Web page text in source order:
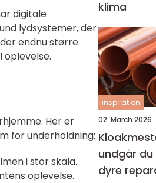
digitale
lydsystemer, der
endnu større
Her er
for underholdning:
i stor skala.
oplevelse.
klima
inspiration
02. March 2026
undgår
dyre